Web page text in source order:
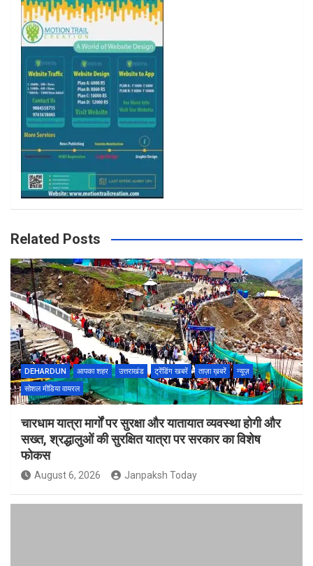
k a
m
Related Posts
DEHARDUN आपका शहर उत्तराखंड ट्रेंडिंग खबरें ताज़ा ख़बरें
न्यूज़
सोशल मीडिया वायरल
चारधाम यात्रा मार्गों पर सुरक्षा और यातायात व्यवस्था होगी और
सख्त, श्रद्धालुओं की सुरक्षित यात्रा पर सरकार का विशेष
फोकस
August 6, 2026 Janpaksh Today